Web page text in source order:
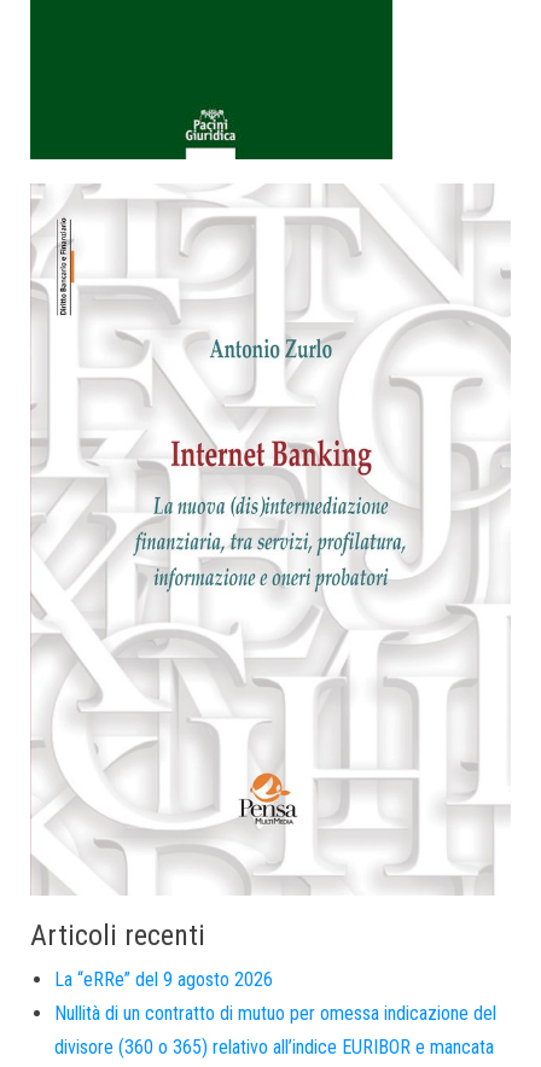
Articoli recenti
La “eRRe” del 9 agosto 2026
Nullità di un contratto di mutuo per omessa indicazione del
divisore (360 o 365) relativo all’indice EURIBOR e mancata